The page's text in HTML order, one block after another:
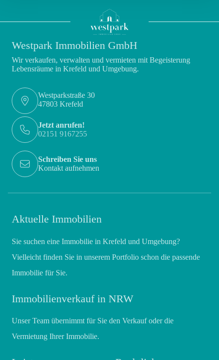
Westpark Immobilien GmbH
Wir verkaufen, verwalten und vermieten mit Begeisterung
Lebensräume in Krefeld und Umgebung.
Westparkstraße 30
47803 Krefeld
Jetzt anrufen!
02151 9167255
Schreiben Sie uns
Kontakt aufnehmen
Aktuelle Immobilien
Sie suchen eine Immobilie in Krefeld und Umgebung?
Vielleicht finden Sie in unserem Portfolio schon die passende
Immobilie für Sie.
Immobilienverkauf in NRW
Unser Team übernimmt für Sie den Verkauf oder die
Vermietung Ihrer Immobilie.